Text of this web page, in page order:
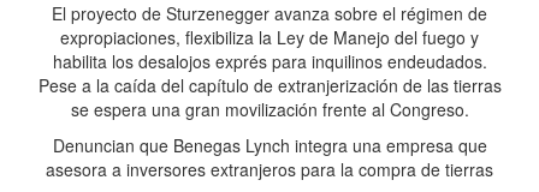
El proyecto de Sturzenegger avanza sobre el régimen de
expropiaciones, flexibiliza la Ley de Manejo del fuego y
habilita los desalojos exprés para inquilinos endeudados.
Pese a la caída del capítulo de extranjerización de las tierras
se espera una gran movilización frente al Congreso.
Denuncian que Benegas Lynch integra una empresa que
asesora a inversores extranjeros para la compra de tierras